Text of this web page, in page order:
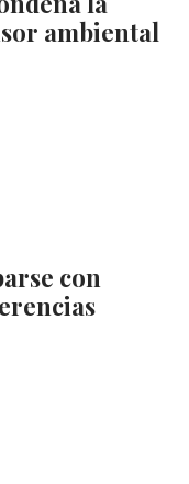
ambiental
con